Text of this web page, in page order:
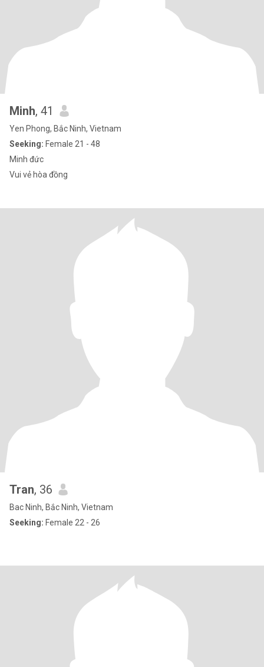
Minh, 41
Yen Phong, Bắc Ninh, Vietnam
Seeking: Female 21 - 48
Minh đức
Vui vẻ hòa đồng
Tran, 36
Bac Ninh, Bắc Ninh, Vietnam
Seeking: Female 22 - 26